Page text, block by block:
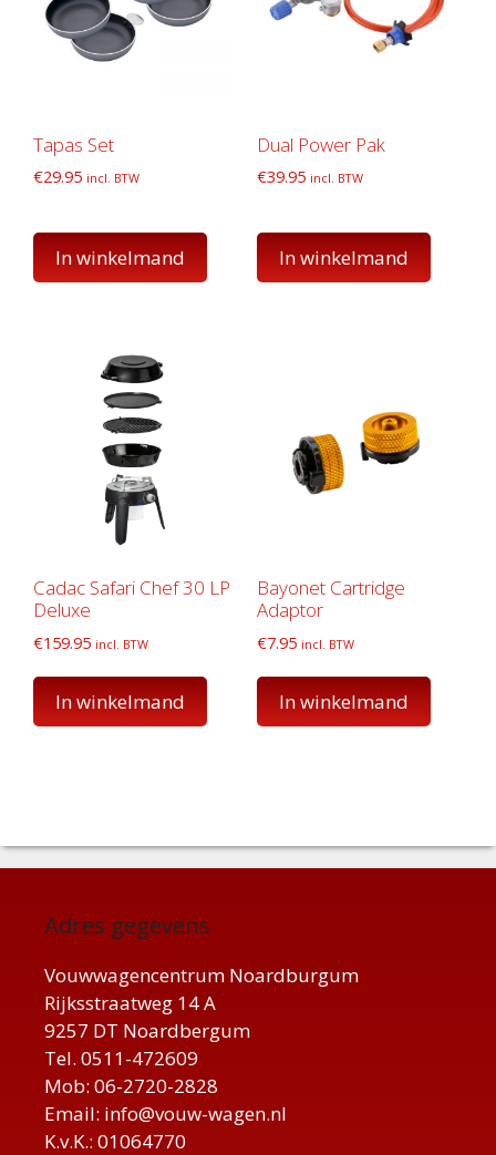
Tapas Set
€29.95 incl. BTW
In winkelmand
Dual Power Pak
€39.95 incl. BTW
In winkelmand
Cadac Safari Chef 30 LP
Deluxe
€159.95 incl. BTW
In winkelmand
Bayonet Cartridge
Adaptor
€7.95 incl. BTW
In winkelmand
Adres gegevens
Vouwwagencentrum Noardburgum
Rijksstraatweg 14 A
9257 DT Noardbergum
Tel. 0511-472609
Mob: 06-2720-2828
Email: info@vouw-wagen.nl
K.v.K.: 01064770